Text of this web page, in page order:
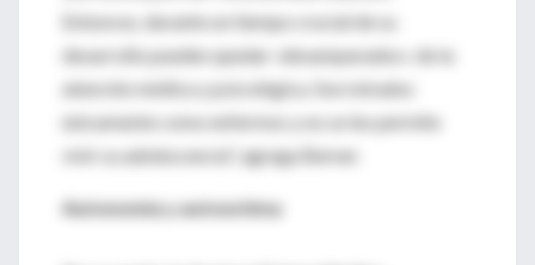
Entonces, durante un tiempo crucial de su
desarrollo pueden quedar «desamparados» de la
atención médica y psicológica. Son mirados
únicamente como enfermos y no se les permite
vivir su adolescencia", agrega Berner.
Autonomía y autoestima